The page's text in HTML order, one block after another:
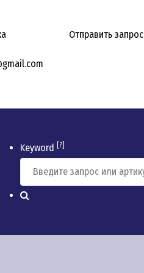
Отправить запрос
Keyword
[?]